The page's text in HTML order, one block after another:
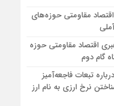
مقاومتی حوزه‌های
اقتصاد مقاومتی حوزه
گام دوم
تبعات فاجعه‌آمیز
نرخ ارزی به نام ارز